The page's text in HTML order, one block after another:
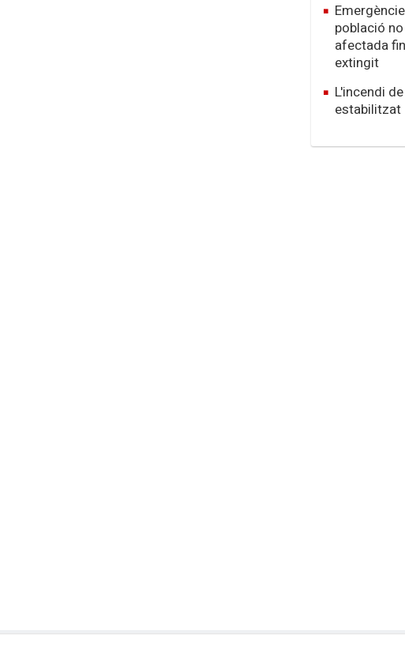
població
afectada
extingit
L'incendi
estabilitzat